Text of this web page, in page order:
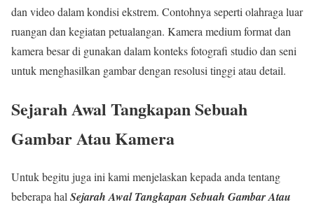
dan video dalam kondisi ekstrem. Contohnya seperti olahraga luar
ruangan dan kegiatan petualangan. Kamera medium format dan
kamera besar di gunakan dalam konteks fotografi studio dan seni
untuk menghasilkan gambar dengan resolusi tinggi atau detail.
Sejarah Awal Tangkapan Sebuah
Gambar Atau Kamera
Untuk begitu juga ini kami menjelaskan kepada anda tentang
beberapa hal Sejarah Awal Tangkapan Sebuah Gambar Atau